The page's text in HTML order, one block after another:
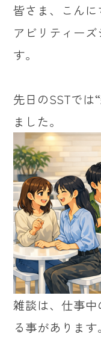
皆さま、こんに
アビリティー
す。
先日のSSTでは
ました。
雑談は、仕事
る事がありま